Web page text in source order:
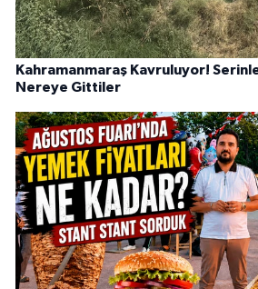
Kahramanmaraş Kavruluyor!
Nereye Gittiler